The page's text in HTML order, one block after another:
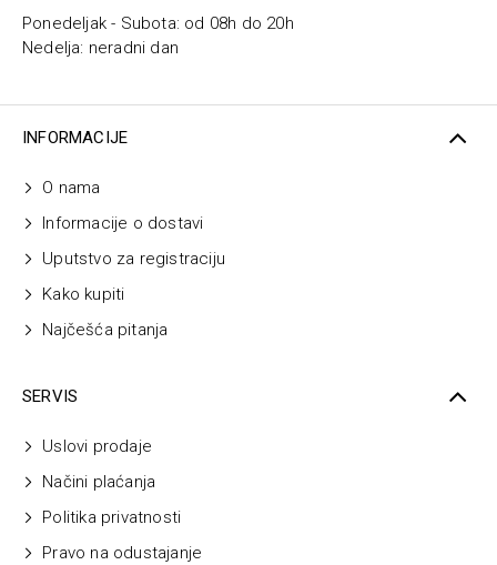
Ponedeljak - Subota: od 08h do 20h
Nedelja: neradni dan
INFORMACIJE
O nama
Informacije o dostavi
Uputstvo za registraciju
Kako kupiti
Najčešća pitanja
SERVIS
Uslovi prodaje
Načini plaćanja
Politika privatnosti
Pravo na odustajanje